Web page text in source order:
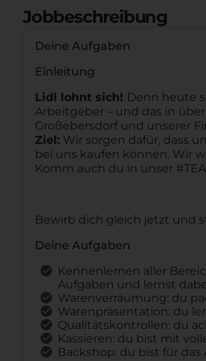
Jobbeschreibung
Deine Aufgaben
Einleitung
Lidl lohnt sich! Denn heute
Arbeitgeber – und das in
Großebersdorf und unserer
Ziel: Wir sorgen dafür, dass
bei uns kaufen können. Wir
Komm auch du in unser
Bewirb dich gleich jetzt und
Deine Aufgaben
Kennenlernen aller
Aufgaben und lernst
Warenverräumung: du
Warenpräsentation: du
Qualitätskontrollen: du
Kassieren: du bist mit
Backshop: du bist für